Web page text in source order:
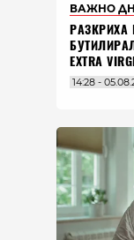
ВАЖНО
РАЗКРИХА
EXTRA
14:28 -